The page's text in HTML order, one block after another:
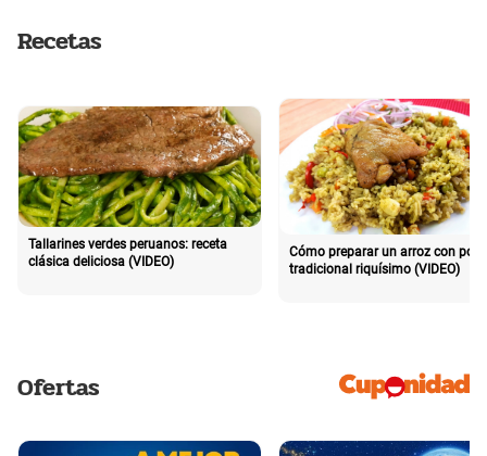
Recetas
Tallarines verdes peruanos: receta
clásica deliciosa (VIDEO)
Cómo preparar un arroz con pollo
tradicional riquísimo (VIDEO)
Ofertas